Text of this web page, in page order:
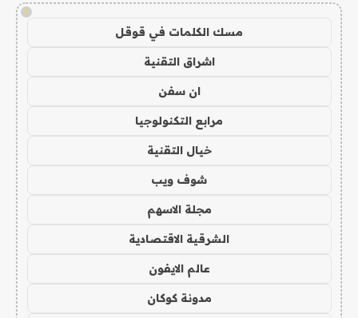
!
مسك الكلمات في قوقل
اشراق التقنية
ان سفن
مرابع التكنولوجيا
خيال التقنية
شوف ويب
مجلة الاسهم
الشرقية الاقتصادية
عالم الايفون
مدونة كوكان